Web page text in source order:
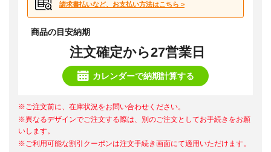
請求書払いなど、お支払い方法はこちら >
商品の目安納期
注文確定から27営業日
カレンダーで納期計算する
※ご注文前に、在庫状況をお問い合わせください。
※異なるデザインでご注文する際は、別のご注文としてお手続きをお願
いします。
※ご利用可能な割引クーポンは注文手続き画面にて適用いただけます。